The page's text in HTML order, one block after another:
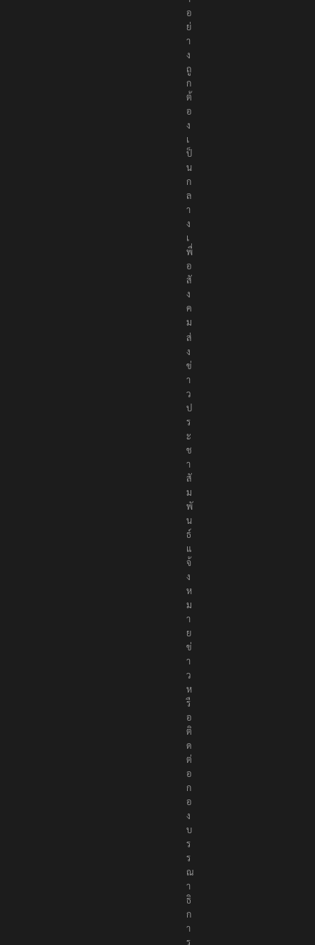
ห
า
อ
ย่
า
ง
ถู
ก
ต้
อ
ง
เ
ป็
น
ก
ล
า
ง
เ
พื่
อ
สั
ง
ค
ม
ส่
ง
ข่
า
ว
ป
ร
ะ
ช
า
สั
ม
พั
น
ธ์
แ
จ้
ง
ห
ม
า
ย
ข่
า
ว
ห
รื
อ
ติ
ด
ต่
อ
ก
อ
ง
บ
ร
ร
ณ
า
ธิ